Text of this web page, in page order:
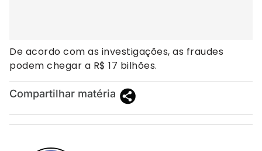
De acordo com as investigações, as fraudes
podem chegar a R$ 17 bilhões.
Compartilhar matéria